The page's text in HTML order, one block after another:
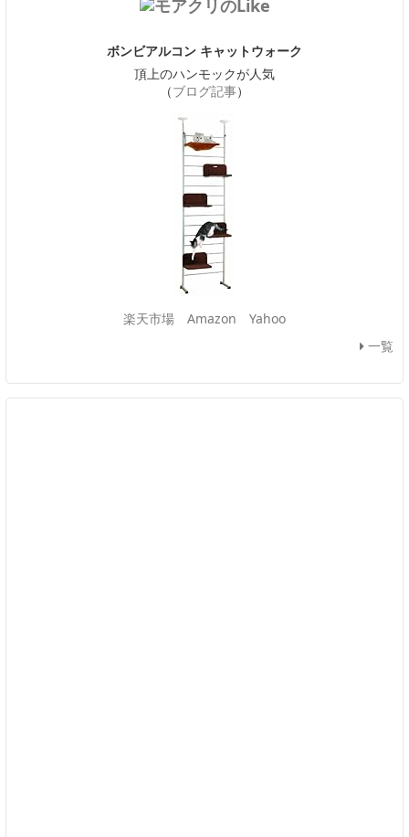
ボンビアルコン キャットウォーク
頂上のハンモックが人気
（ブログ記事）
楽天市場 Amazon
Yahoo
一覧